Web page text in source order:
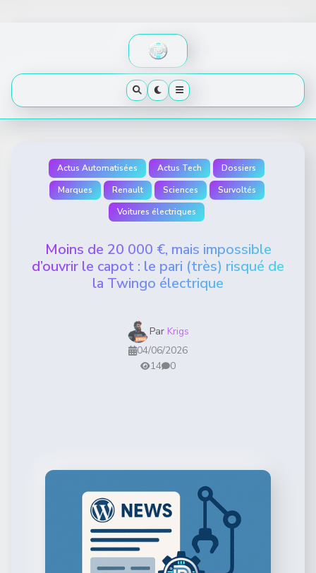
Actus Automatisées Actus Tech
Dossiers
Marques
Renault Sciences
Survoltés
Voitures électriques
Moins de 20 000 €, mais impossible
d’ouvrir le capot : le pari (très) risqué de
la Twingo électrique
Par Krigs
04/06/2026
14
0